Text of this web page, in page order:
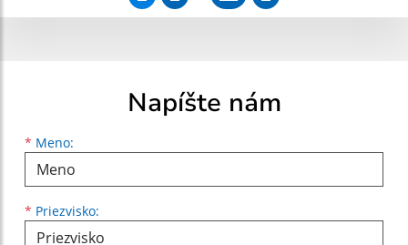
Napíšte nám
* Meno:
Meno
* Priezvisko:
Priezvisko
E-mailová adresa